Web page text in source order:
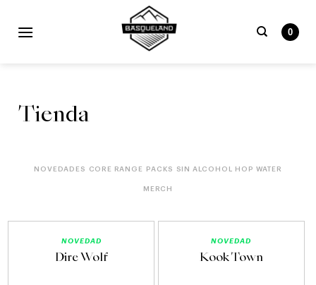
0
Tienda
NOVEDADES CORE RANGE PACKS SIN ALCOHOL HOP WATER
MERCH
NOVEDAD
Dire Wolf
NOVEDAD
Kook Town